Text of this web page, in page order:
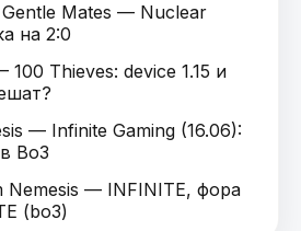
Gentle Mates — Nuclear
на 2:0
Thieves: device 1.15 и
— Infinite Gaming (16.06):
Bo3
Nemesis — INFINITE, фора
(bo3)